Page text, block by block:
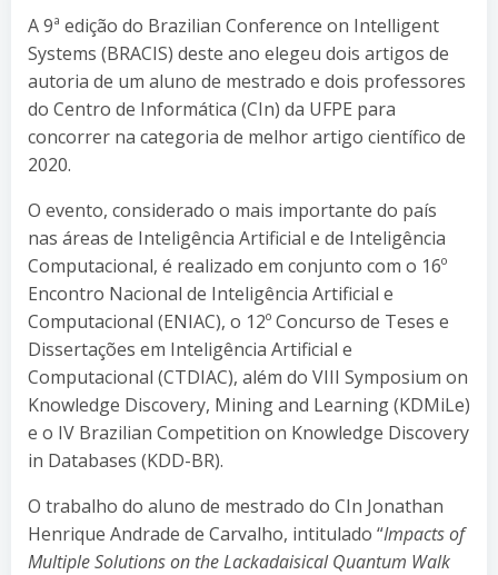
A 9ª edição do Brazilian Conference on Intelligent
Systems (BRACIS) deste ano elegeu dois artigos de
autoria de um aluno de mestrado e dois professores
do Centro de Informática (CIn) da UFPE para
concorrer na categoria de melhor artigo científico de
2020.
O evento, considerado o mais importante do país
nas áreas de Inteligência Artificial e de Inteligência
Computacional, é realizado em conjunto com o 16º
Encontro Nacional de Inteligência Artificial e
Computacional (ENIAC), o 12º Concurso de Teses e
Dissertações em Inteligência Artificial e
Computacional (CTDIAC), além do VIII Symposium on
Knowledge Discovery, Mining and Learning (KDMiLe)
e o IV Brazilian Competition on Knowledge Discovery
in Databases (KDD-BR).
O trabalho do aluno de mestrado do CIn Jonathan
Henrique Andrade de Carvalho, intitulado “Impacts of
Multiple Solutions on the Lackadaisical Quantum Walk